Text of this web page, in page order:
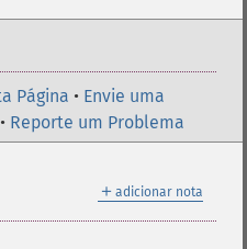
Página • Envie uma
• Reporte um Problema
＋ adicionar nota